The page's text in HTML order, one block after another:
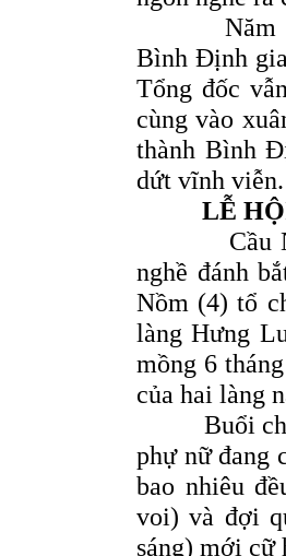
Năm
Bình Ðịnh
Tổng đốc
cùng vào
thành Bình
dứt vĩnh viễn.
LỄ
Cầu Ngư
nghề đánh
Nồm (4) tổ
làng Hưng
mồng 6
của hai làng
Buổi chiều
phự nữ đang
bao nhiêu
voi) và đợi
sáng) mới cữ